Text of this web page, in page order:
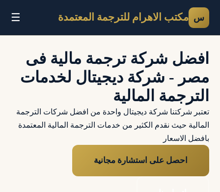
س مكتب الاهرام للترجمة المعتمدة ☰
افضل شركة ترجمة مالية فى
مصر - شركة ديجيتال لخدمات
الترجمة المالية
تعتبر شركتنا شركة ديجيتال واحدة من افضل شركات الترجمة
المالية حيث نقدم الكثير من خدمات الترجمة المالية المعتمدة
بافضل الاسعار
احصل على استشارة مجانية